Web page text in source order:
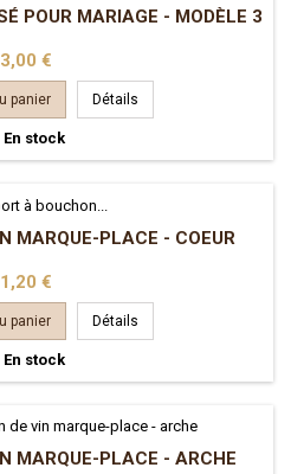
POUR MARIAGE - MODÈLE 3
Prix
3,00 €
panier Détails
En stock
MARQUE-PLACE - COEUR
Prix
1,20 €
panier Détails
En stock
MARQUE-PLACE - ARCHE